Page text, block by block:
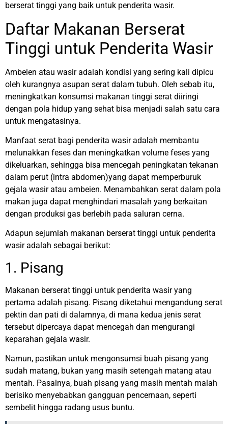
berserat tinggi yang baik untuk penderita wasir.
Daftar Makanan Berserat
Tinggi untuk Penderita Wasir
Ambeien atau wasir adalah kondisi yang sering kali dipicu
oleh kurangnya asupan serat dalam tubuh. Oleh sebab itu,
meningkatkan konsumsi makanan tinggi serat diiringi
dengan pola hidup yang sehat bisa menjadi salah satu cara
untuk mengatasinya.
Manfaat serat bagi penderita wasir adalah membantu
melunakkan feses dan meningkatkan volume feses yang
dikeluarkan, sehingga bisa mencegah peningkatan tekanan
dalam perut (intra abdomen)yang dapat memperburuk
gejala wasir atau ambeien. Menambahkan serat dalam pola
makan juga dapat menghindari masalah yang berkaitan
dengan produksi gas berlebih pada saluran cerna.
Adapun sejumlah makanan berserat tinggi untuk penderita
wasir adalah sebagai berikut:
1. Pisang
Makanan berserat tinggi untuk penderita wasir yang
pertama adalah pisang. Pisang diketahui mengandung serat
pektin dan pati di dalamnya, di mana kedua jenis serat
tersebut dipercaya dapat mencegah dan mengurangi
keparahan gejala wasir.
Namun, pastikan untuk mengonsumsi buah pisang yang
sudah matang, bukan yang masih setengah matang atau
mentah. Pasalnya, buah pisang yang masih mentah malah
berisiko menyebabkan gangguan pencernaan, seperti
sembelit hingga radang usus buntu.